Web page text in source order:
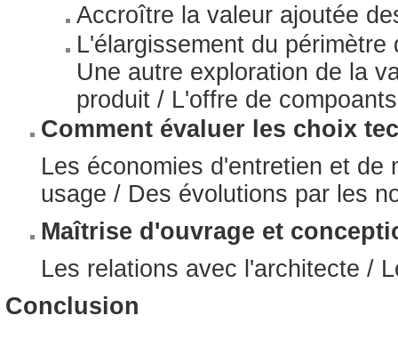
Accroître la valeur ajoutée
L'élargissement du
Une autre exploration de la
produit / L'offre de
Comment évaluer les choix
Les économies d'entretien et
usage / Des évolutions par les
Maîtrise d'ouvrage et
Les relations avec l'architecte /
Conclusion